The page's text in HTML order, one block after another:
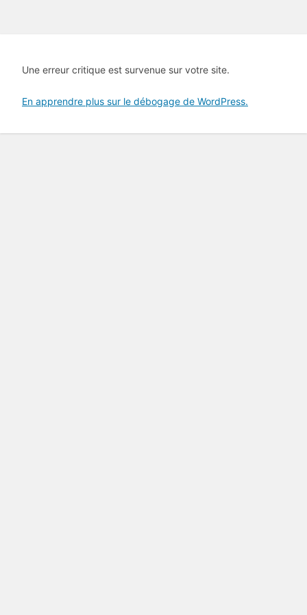
Une erreur critique est survenue sur votre site.
En apprendre plus sur le débogage de WordPress.